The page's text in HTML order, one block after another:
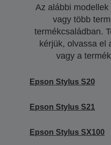
Az alábbi
vagy több
termékcsaládban.
kérjük, olvassa el
vagy a
Epson Stylus S20
Epson Stylus S21
Epson Stylus SX100